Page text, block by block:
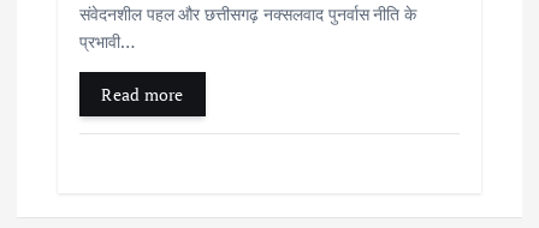
संवेदनशील पहल और छत्तीसगढ़ नक्सलवाद पुनर्वास नीति के
प्रभावी…
Read more